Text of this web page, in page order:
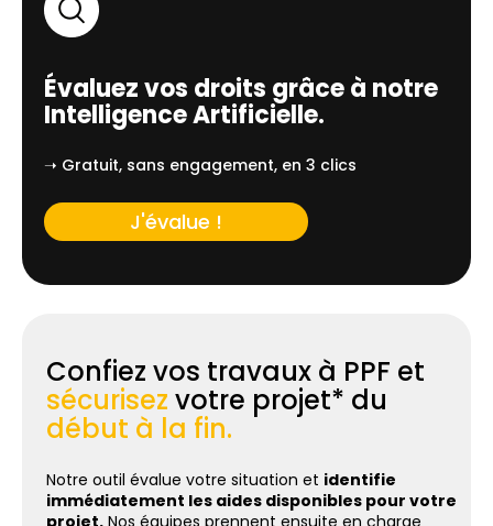
Évaluez vos droits grâce à notre
Intelligence Artificielle.
➝ Gratuit, sans engagement, en 3 clics
J'évalue !
Confiez vos travaux à PPF et
sécurisez votre projet* du
début à la fin.
Notre outil évalue votre situation et identifie
immédiatement les aides disponibles pour votre
projet. Nos équipes prennent ensuite en charge